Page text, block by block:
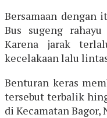
Bersamaan dengan
Bus sugeng
Karena jarak
kecelakaan lalu
Benturan keras
tersebut terbalik
di Kecamatan Bagor,